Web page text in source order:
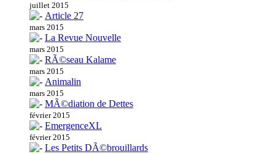
juillet 2015
Article 27
mars 2015
La Revue Nouvelle
mars 2015
RÃ©seau Kalame
mars 2015
Animalin
mars 2015
MÃ©diation de Dettes
février 2015
EmergenceXL
février 2015
Les Petits DÃ©brouillards